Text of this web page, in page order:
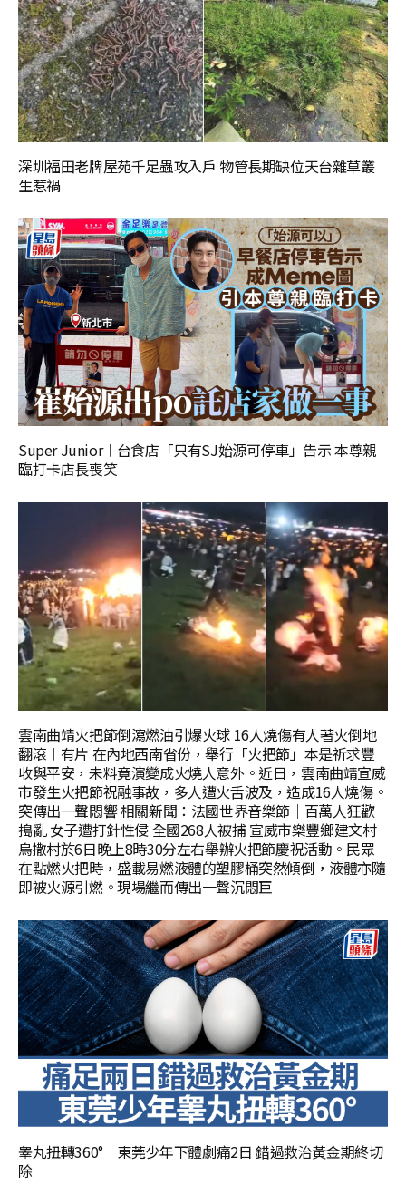
深圳福田老牌屋苑千足蟲攻入戶 物管長期缺位天台雜草叢
生惹禍
Super Junior︱台食店「只有SJ始源可停車」告示 本尊親
臨打卡店長喪笑
雲南曲靖火把節倒瀉燃油引爆火球 16人燒傷有人著火倒地
翻滾︱有片 在內地西南省份，舉行「火把節」本是祈求豐
收與平安，未料竟演變成火燒人意外。近日，雲南曲靖宣威
市發生火把節祝融事故，多人遭火舌波及，造成16人燒傷。
突傳出一聲悶響 相關新聞：法國世界音樂節｜百萬人狂歡
搗亂 女子遭打針性侵 全國268人被捕 宣威市樂豐鄉建文村
烏撒村於6日晚上8時30分左右舉辦火把節慶祝活動。民眾
在點燃火把時，盛載易燃液體的塑膠桶突然傾倒，液體亦隨
即被火源引燃。現場繼而傳出一聲沉悶巨
睾丸扭轉360°︱東莞少年下體劇痛2日 錯過救治黃金期終切
除